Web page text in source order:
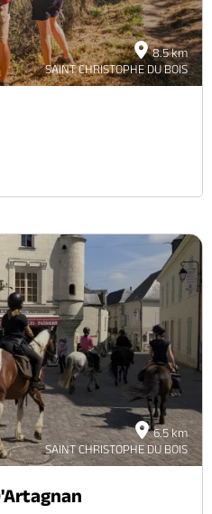
8.5 km
SAINT CHRISTOPHE DU BOIS
6.5 km
SAINT CHRISTOPHE DU BOIS